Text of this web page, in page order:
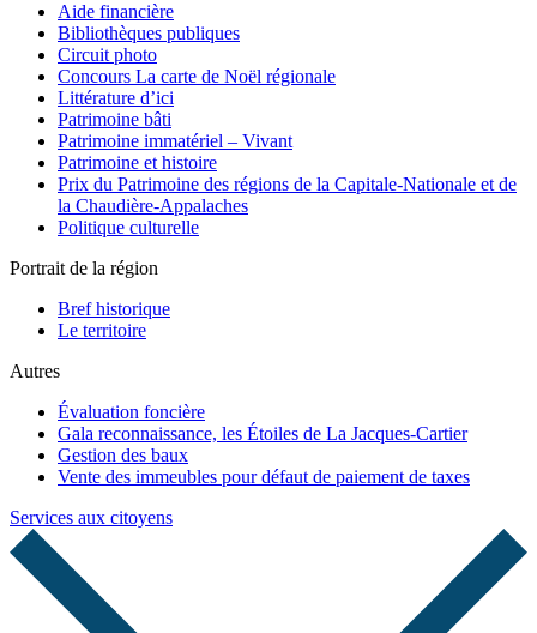
Aide financière
Bibliothèques publiques
Circuit photo
Concours La carte de Noël régionale
Littérature d’ici
Patrimoine bâti
Patrimoine immatériel – Vivant
Patrimoine et histoire
Prix du Patrimoine des régions de la Capitale-Nationale et de
la Chaudière-Appalaches
Politique culturelle
Portrait de la région
Bref historique
Le territoire
Autres
Évaluation foncière
Gala reconnaissance, les Étoiles de La Jacques-Cartier
Gestion des baux
Vente des immeubles pour défaut de paiement de taxes
Services aux citoyens